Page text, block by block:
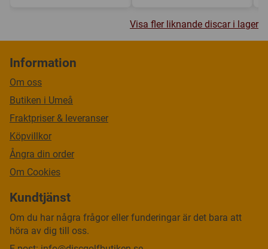
Visa fler liknande discar i lager
Information
Om oss
Butiken i Umeå
Fraktpriser & leveranser
Köpvillkor
Ångra din order
Om Cookies
Kundtjänst
Om du har några frågor eller funderingar är det bara att
höra av dig till oss.